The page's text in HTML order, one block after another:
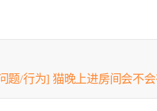
题/行为] 猫晚上进房间会不